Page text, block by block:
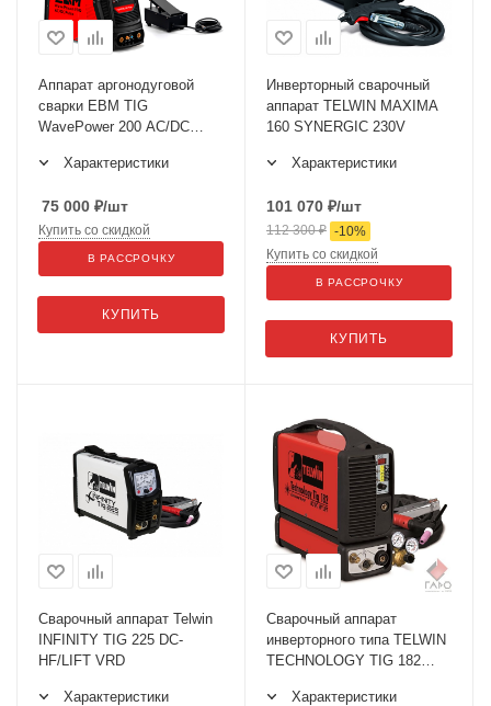
Аппарат аргонодуговой
сварки ЕВМ TIG
WavePower 200 AC/DC
+Маска сварщика ф5
Характеристики
75 000 ₽/шт
КУПИТЬ
Купить со скидкой
В РАССРОЧКУ
Инверторный сварочный
аппарат TELWIN MAXIMA
160 SYNERGIC 230V
Характеристики
101 070 ₽/шт
112 300₽ -10%
КУПИТЬ
Купить со скидкой
В РАССРОЧКУ
Сварочный аппарат Telwin
INFINITY TIG 225 DC-
HF/LIFT VRD
Характеристики
Сварочный аппарат
инверторного типа TELWIN
TECHNOLOGY TIG 182
Характеристики